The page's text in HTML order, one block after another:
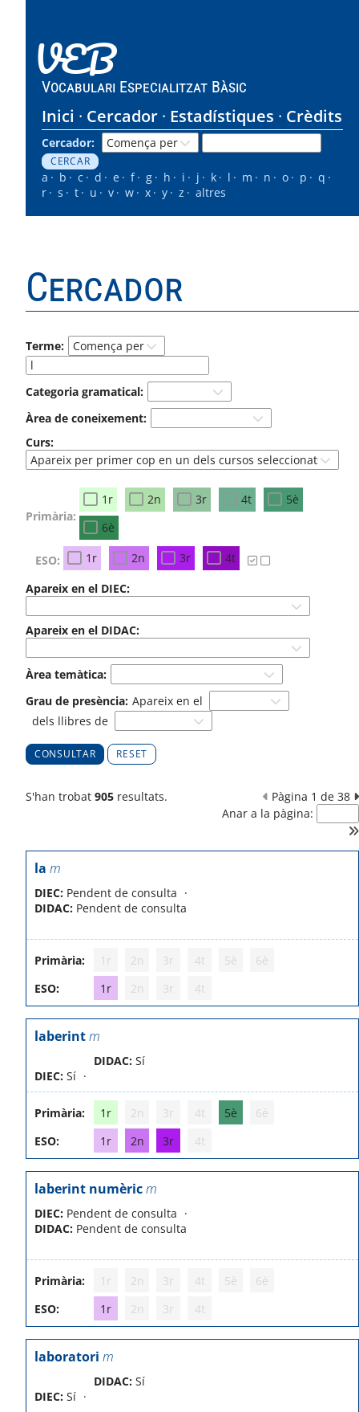
VEB
Vocabulari Especialitzat Bàsic
Inici Cercador Estadístiques Crèdits
Cercador:
a b c d e f g h i j k l m n o p
q
r
s t u v w x y z altres
Cercador
Terme:
Categoria gramatical:
Àrea de coneixement:
Curs:
Primària:
1r 2n 3r 4t
5è
6è
ESO: 1r 2n 3r
4t
Apareix en el DIEC:
Apareix en el DIDAC:
Àrea temàtica:
Grau de presència: Apareix en el
dels llibres de
RESET
S'han trobat 905 resultats.
Pàgina 1 de 38
Anar a la pàgina:
la m
DIEC: Pendent de consulta
DIDAC: Pendent de consulta
Primària: 1r 2n 3r 4t 5è
6è
ESO:
1r 2n 3r 4t
laberintm
DIEC: Sí
DIDAC: Sí
Primària: 1r 2n 3r 4t 5è
6è
ESO:
1r 2n 3r 4t
laberint numèricm
DIEC: Pendent de consulta
DIDAC: Pendent de consulta
Primària: 1r 2n 3r 4t 5è
6è
ESO:
1r 2n 3r 4t
laboratori m
DIEC: Sí
DIDAC: Sí